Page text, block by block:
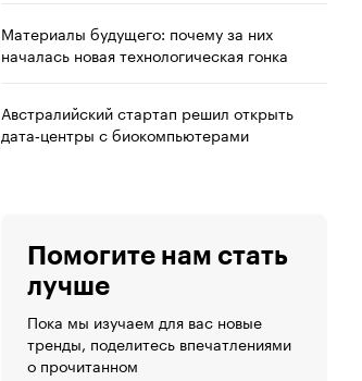
Материалы будущего: почему за них
началась новая технологическая гонка
Австралийский стартап решил открыть
дата‑центры с биокомпьютерами
Помогите нам стать
лучше
Пока мы изучаем для вас новые
тренды, поделитесь впечатлениями
о прочитанном